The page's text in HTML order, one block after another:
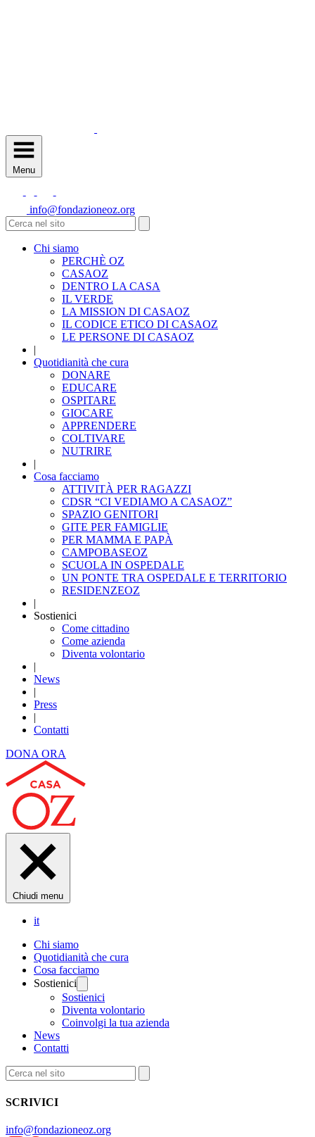
Menu
info@fondazioneoz.org
Chi siamo
PERCHÈ OZ
CASAOZ
DENTRO LA CASA
IL VERDE
LA MISSION DI CASAOZ
IL CODICE ETICO DI CASAOZ
LE PERSONE DI CASAOZ
|
Quotidianità che cura
DONARE
EDUCARE
OSPITARE
GIOCARE
APPRENDERE
COLTIVARE
NUTRIRE
|
Cosa facciamo
ATTIVITÀ PER RAGAZZI
CDSR “CI VEDIAMO A CASAOZ”
SPAZIO GENITORI
GITE PER FAMIGLIE
PER MAMMA E PAPÀ
CAMPOBASEOZ
SCUOLA IN OSPEDALE
UN PONTE TRA OSPEDALE E TERRITORIO
RESIDENZEOZ
|
Sostienici
Come cittadino
Come azienda
Diventa volontario
|
News
|
Press
|
Contatti
DONA ORA
Chiudi menu
it
Chi siamo
Quotidianità che cura
Cosa facciamo
Sostienici
Sostienici
Diventa volontario
Coinvolgi la tua azienda
News
Contatti
SCRIVICI
info@fondazioneoz.org